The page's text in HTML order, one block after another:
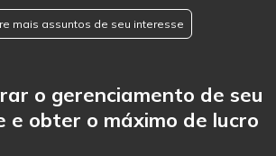
mais assuntos de seu interesse
o gerenciamento de seu
obter o máximo de lucro